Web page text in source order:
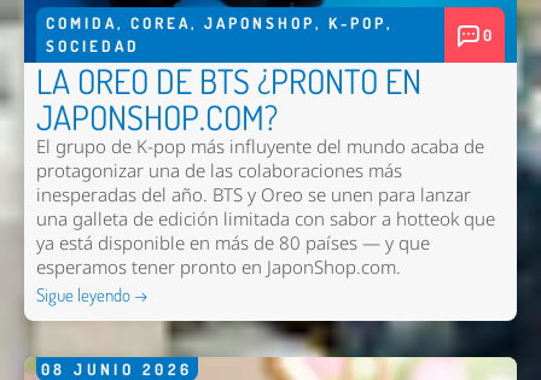
COMIDA, COREA, JAPONSHOP, K-POP,
SOCIEDAD
0
LA OREO DE BTS ¿PRONTO EN
JAPONSHOP.COM?
El grupo de K-pop más influyente del mundo acaba de
protagonizar una de las colaboraciones más
inesperadas del año. BTS y Oreo se unen para lanzar
una galleta de edición limitada con sabor a hotteok que
ya está disponible en más de 80 países — y que
esperamos tener pronto en JaponShop.com.
Sigue leyendo →
08 JUNIO 2026